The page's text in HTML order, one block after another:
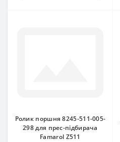
Ролик поршня 8245-511-005-
298 для прес-підбирача
Famarol Z511